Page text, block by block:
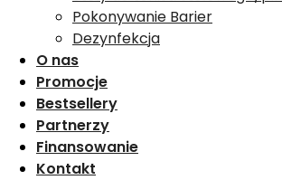
Pokonywanie Barier
Dezynfekcja
O nas
Promocje
Bestsellery
Partnerzy
Finansowanie
Kontakt